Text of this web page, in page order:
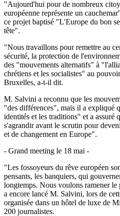
"Aujourd'hui pour de nombreux
européenne représente un
ce projet baptisé "L'Europe du bon
tête".
"Nous travaillons pour remettre au
sécurité, la protection de
des "mouvements alternatifs" à
chrétiens et les socialistes" au
Bruxelles, a-t-il dit.
M. Salvini a reconnu que les
"des différences", mais il a expliqué
identités et les traditions" et a assuré
s'agrandir avant le scrutin pour
et de changement en Europe".
- Grand meeting le 18 mai -
"Les fossoyeurs du rêve européen
pensants, les banquiers, qui
longtemps. Nous voulons ramener
a encore lancé M. Salvini, lors de
organisée dans un hôtel de luxe de
200 journalistes.